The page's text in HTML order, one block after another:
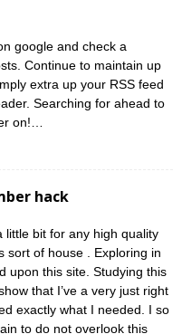
google and check a
Continue to maintain up
extra up your RSS feed
Searching for ahead to
on!…
hack
little bit for any high quality
sort of house . Exploring in
upon this site. Studying this
that I’ve a very just right
exactly what I needed. I so
to do not overlook this